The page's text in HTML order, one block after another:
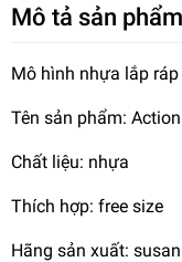
Mô tả sản phẩm
Mô hình nhựa lắp
Tên sản phẩm:
Chất liệu: nhựa
Thích hợp: free size
Hãng sản xuất: